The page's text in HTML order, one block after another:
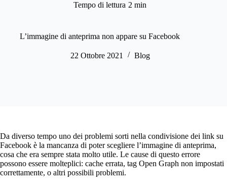
Tempo di lettura 2 min
L’immagine di anteprima non appare su Facebook
22 Ottobre 2021 Blog
Da diverso tempo uno dei problemi sorti nella condivisione dei link su
Facebook è la mancanza di poter scegliere l’immagine di anteprima,
cosa che era sempre stata molto utile. Le cause di questo errore
possono essere molteplici: cache errata, tag Open Graph non impostati
correttamente, o altri possibili problemi.